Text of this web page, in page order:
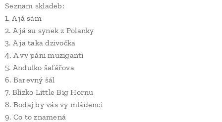
Seznam skladeb:
1. A já sám
2. A já su synek z Polanky
3. A ja taka dzivočka
4. A vy páni muziganti
5. Andulko šafářova
6. Barevný šál
7. Blízko Little Big Hornu
8. Bodaj by vás vy mládenci
9. Co to znamená